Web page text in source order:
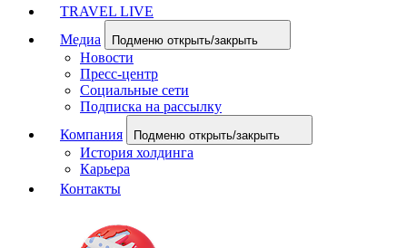
TRAVEL LIVE
Медиа
Подменю открыть/закрыть
Новости
Пресс-центр
Социальные сети
Подписка на рассылку
Компания
Подменю открыть/закрыть
История холдинга
Карьера
Контакты